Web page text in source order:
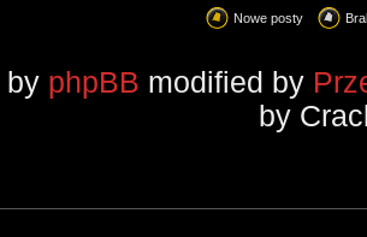
Nowe posty
by phpBB modified by
by